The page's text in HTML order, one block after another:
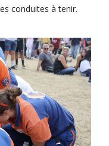
conduites à tenir.